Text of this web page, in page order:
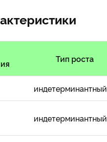
Тип роста
индетерминантный
индетерминантный